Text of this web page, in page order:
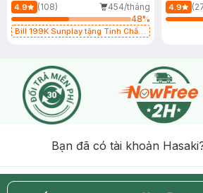
4.9 (108)
454/tháng
48%
Bill 199K Sunplay tặng Tinh Chất
4.9
Bạn đã có tài khoản